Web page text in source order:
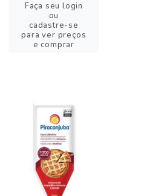
Faça seu login
ou
cadastre-se
para ver preços
e comprar